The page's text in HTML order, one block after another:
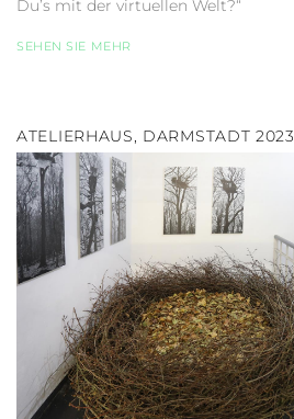
Du’s mit der virtuellen Welt?“
SEHEN SIE MEHR
ATELIERHAUS, DARMSTADT 2023